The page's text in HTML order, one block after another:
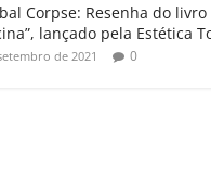
Corpse: Resenha do livro
lançado pela Estética
de 2021 0